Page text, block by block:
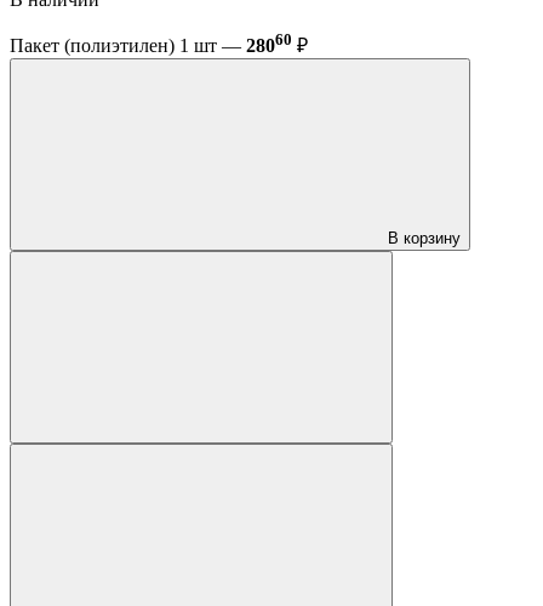
Пакет (полиэтилен) 1 шт — 28060 ₽
В корзину